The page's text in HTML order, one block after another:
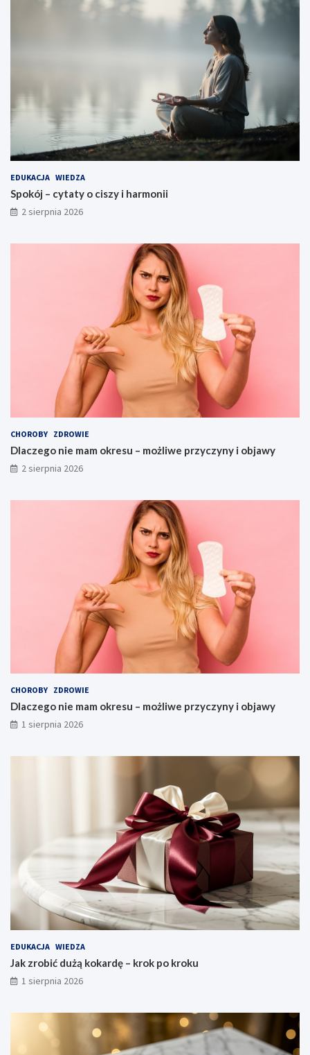
EDUKACJA WIEDZA
Spokój – cytaty o ciszy i harmonii
2 sierpnia 2026
CHOROBY ZDROWIE
Dlaczego nie mam okresu – możliwe przyczyny i objawy
2 sierpnia 2026
CHOROBY ZDROWIE
Dlaczego nie mam okresu – możliwe przyczyny i objawy
1 sierpnia 2026
EDUKACJA WIEDZA
Jak zrobić dużą kokardę – krok po kroku
1 sierpnia 2026